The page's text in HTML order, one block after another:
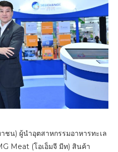
ชน) ผู้นำอุตสาหกรรมอาหารทะเล
Meat (โอเอ็มจี มีท) สินค้า